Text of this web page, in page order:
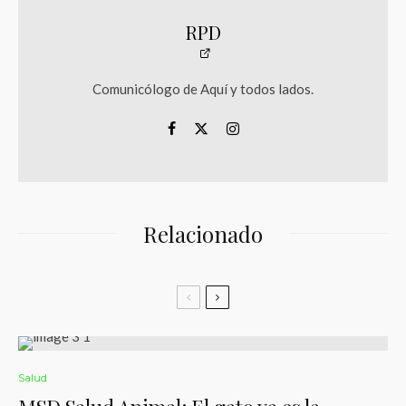
RPD
Comunicólogo de Aquí y todos lados.
Relacionado
Salud